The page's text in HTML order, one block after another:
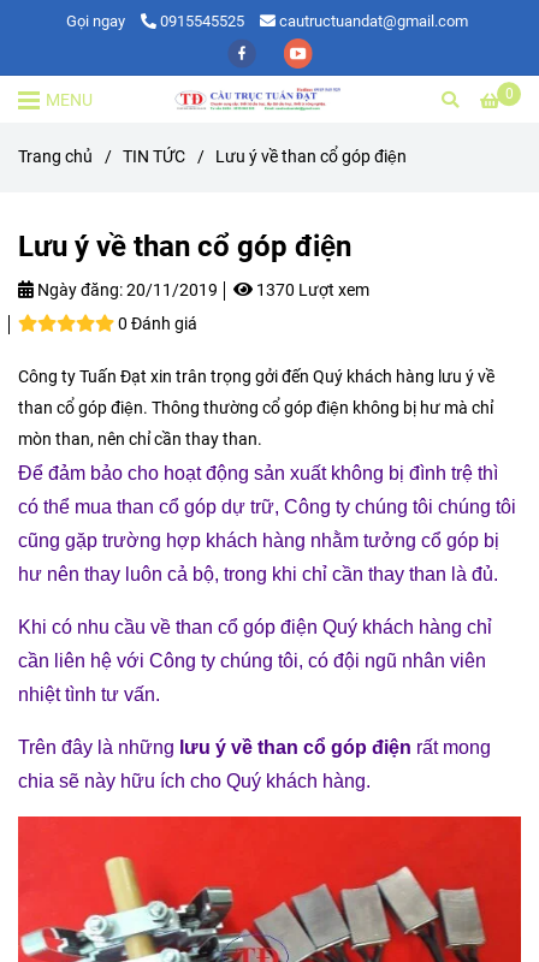
Gọi ngay 0915545525 cautructuandat@gmail.com
0
MENU
Trang chủ / TIN TỨC / Lưu ý về than cổ góp điện
Lưu ý về than cổ góp điện
Ngày đăng:20/11/2019
1370 Lượt xem
0 Đánh giá
Công ty Tuấn Đạt xin trân trọng gởi đến Quý khách hàng lưu ý về
than cổ góp điện. Thông thường cổ góp điện không bị hư mà chỉ
mòn than, nên chỉ cần thay than.
Để đảm bảo cho hoạt động sản xuất không bị đình trệ thì
có thể mua than cổ góp dự trữ, Công ty chúng tôi chúng tôi
cũng gặp trường hợp khách hàng nhằm tưởng cổ góp bị
hư nên thay luôn cả bộ, trong khi chỉ cần thay than là đủ.
Khi có nhu cầu về than cổ góp điện Quý khách hàng chỉ
cần liên hệ với Công ty chúng tôi, có đội ngũ nhân viên
nhiệt tình tư vấn.
Trên đây là những lưu ý về than cổ góp điện rất mong
chia sẽ này hữu ích cho Quý khách hàng.